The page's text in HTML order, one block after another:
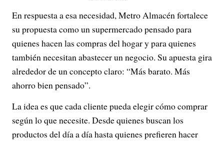
En respuesta a esa necesidad, Metro Almacén fortalece
su propuesta como un supermercado pensado para
quienes hacen las compras del hogar y para quienes
también necesitan abastecer un negocio. Su apuesta gira
alrededor de un concepto claro: “Más barato. Más
ahorro bien pensado”.
La idea es que cada cliente pueda elegir cómo comprar
según lo que necesite. Desde quienes buscan los
productos del día a día hasta quienes prefieren hacer